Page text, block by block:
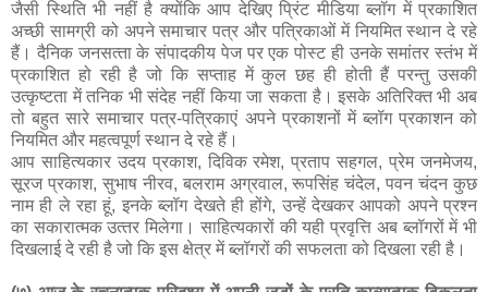
जैसी स्थिति भी नहीं है क्‍योंकि आप देखिए प्रिंट मीडिया ब्लॉग में प्रकाशित
अच्‍छी सामग्री को अपने समाचार पत्र और पत्रिकाओं में नियमित स्‍थान दे रहे
हैं। दैनिक जनसत्‍ता के संपादकीय पेज पर एक पोस्‍ट ही उनके समांतर स्‍तंभ में
प्रकाशित हो रही है जो कि सप्‍ताह में कुल छह ही होती हैं परन्‍तु उसकी
उत्‍कृष्‍टता में तनिक भी संदेह नहीं किया जा सकता है। इसके अतिरिक्‍त भी अब
तो बहुत सारे समाचार पत्र-पत्रिकाएं अपने प्रकाशनों में ब्‍लॉग प्रकाशन को
नियमित और महत्‍वपूर्ण स्‍थान दे रहे हैं।
आप साहित्‍यकार उदय प्रकाश, दिविक रमेश, प्रताप सहगल, प्रेम जनमेजय,
सूरज प्रकाश, सुभाष नीरव, बलराम अग्रवाल, रूपसिंह चंदेल, पवन चंदन कुछ
नाम ही ले रहा हूं, इनके ब्‍लॉग देखते ही होंगे, उन्‍हें देखकर आपको अपने प्रश्‍न
का सकारात्‍मक उत्‍तर मिलेगा। साहित्‍यकारों की यही प्रवृत्ति अब ब्‍लॉगरों में भी
दिखलाई दे रही है जो कि इस क्षेत्र में ब्‍लॉगरों की सफलता को दिखला रही है।